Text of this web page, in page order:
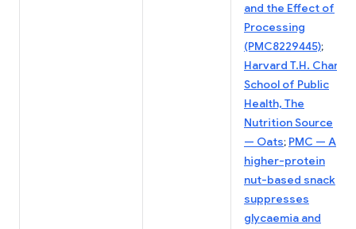
and the Effect of
Processing
(PMC8229445);
Harvard T.H. Chan
School of Public
Health, The
Nutrition Source
— Oats; PMC — A
higher-protein
nut-based snack
suppresses
glycaemia and